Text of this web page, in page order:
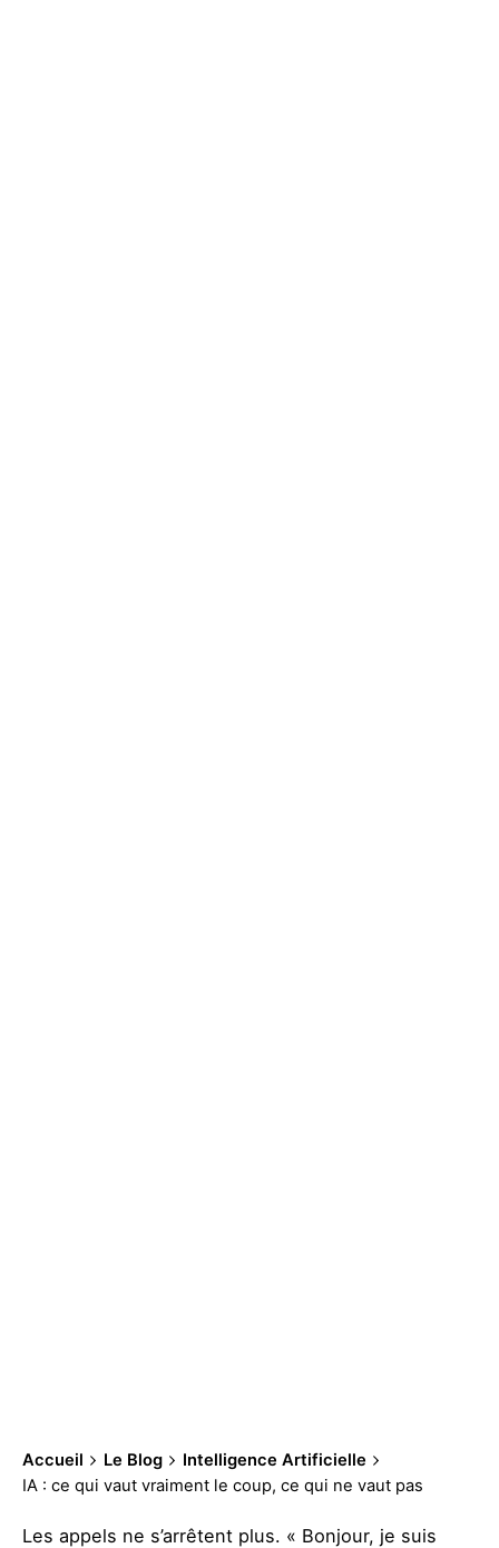
Accueil Le Blog
Intelligence Artificielle
IA : ce qui vaut vraiment le coup, ce qui ne vaut pas
Les appels ne s’arrêtent plus. « Bonjour, je suis